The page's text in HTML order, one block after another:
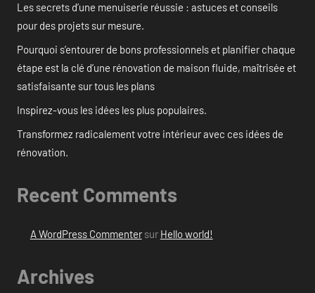
Les secrets d’une menuiserie réussie : astuces et conseils
pour des projets sur mesure.
Pourquoi s’entourer de bons professionnels et planifier chaque
étape est la clé d’une rénovation de maison fluide, maîtrisée et
satisfaisante sur tous les plans
Inspirez-vous les idées les plus populaires.
Transformez radicalement votre intérieur avec ces idées de
rénovation.
Recent Comments
A WordPress Commentersur Hello world!
Archives